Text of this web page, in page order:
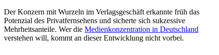
Der Konzern mit Wurzeln im Verlagsgeschäft erkannte früh das
Potenzial des Privatfernsehens und sicherte sich sukzessive
Mehrheitsanteile. Wer die Medienkonzentration in Deutschland
verstehen will, kommt an dieser Entwicklung nicht vorbei.